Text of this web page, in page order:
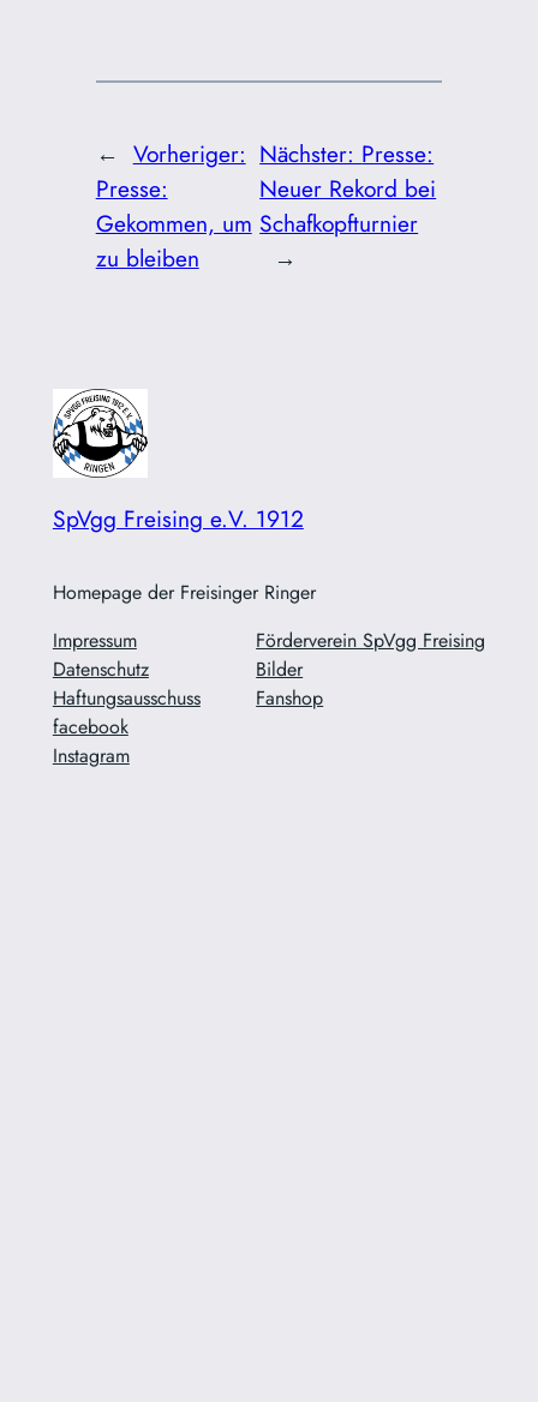
← Vorheriger:
Presse:
Gekommen, um
zu bleiben
Nächster: Presse:
Neuer Rekord bei
Schafkopfturnier
→
SpVgg Freising e.V. 1912
Homepage der Freisinger Ringer
Impressum
Datenschutz
Haftungsausschuss
Förderverein SpVgg Freising
Bilder
Fanshop
facebook
Instagram